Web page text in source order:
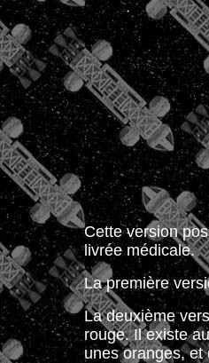
Cette version
livrée médicale.
La première
La deuxième
rouge. Il existe
unes oranges, et